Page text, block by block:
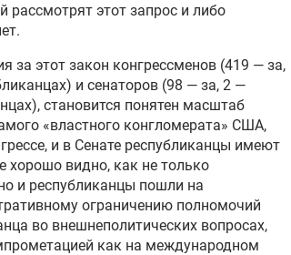
рассмотрят этот запрос и либо
за этот закон конгрессменов (419 — за,
и сенаторов (98 — за, 2 —
становится понятен масштаб
«властного конгломерата» США,
и в Сенате республиканцы имеют
хорошо видно, как не только
и республиканцы пошли на
ограничению полномочий
во внешнеполитических вопросах,
как на международном